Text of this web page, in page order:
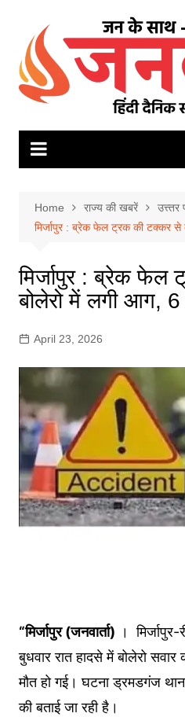
content
Home राज्य की खबरें
मिर्जापुर : ब्रेक फेल ट्रक की टक्कर से
मिर्जापुर : ब्रेक
बोलेरो में लगी आग, 6
April 23, 2026
“मिर्जापुर (जनवार्ता) । मिर्जापुर-
बुधवार रात हादसे में बोलेरो
मौत हो गई। घटना ड्रमडगंज
की बताई जा रही है।